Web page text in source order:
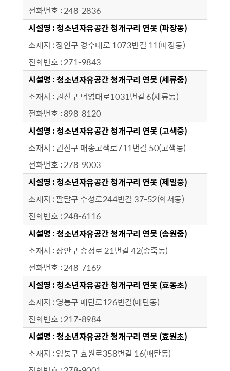
248-2836
청소년자유공간 청개구리 연못 (파장동)
장안구 경수대로 1073번길 11(파장동)
271-9843
청소년자유공간 청개구리 연못 (세류중)
권선구 덕영대로1031번길 6(세류동)
898-8120
청소년자유공간 청개구리 연못 (고색중)
권선구 매송고색로711번길 50(고색동)
278-9003
청소년자유공간 청개구리 연못 (제일중)
팔달구 수성로244번길 37-52(화서동)
248-6116
청소년자유공간 청개구리 연못 (송원중)
장안구 송정로 21번길 42(송죽동)
248-7169
청소년자유공간 청개구리 연못 (효동초)
영통구 매탄로126번길(매탄동)
217-8984
청소년자유공간 청개구리 연못 (효원초)
영통구 효원로358번길 16(매탄동)